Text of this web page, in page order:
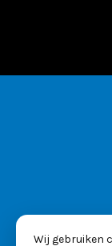
Wij gebruiken